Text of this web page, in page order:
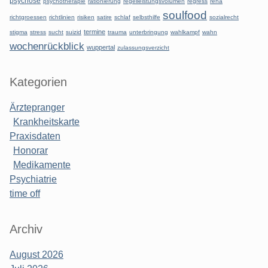
richtgroessen richtlinien risiken satire schlaf selbsthilfe soulfood sozialrecht
stigma stress sucht suizid termine trauma unterbringung wahlkampf wahn
wochenrückblick wuppertal zulassungsverzicht
Kategorien
Ärztepranger
Krankheitskarte
Praxisdaten
Honorar
Medikamente
Psychiatrie
time off
Archiv
August 2026